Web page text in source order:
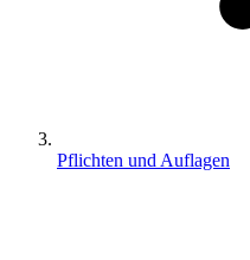
Pflichten und Auflagen